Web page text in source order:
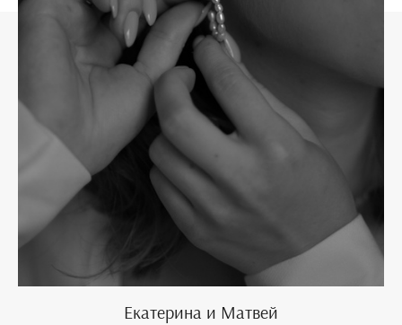
Екатерина и Матвей